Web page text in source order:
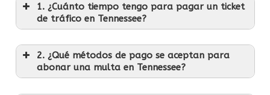
1. ¿Cuánto tiempo tengo para pagar un ticket
de tráfico en Tennessee?
2. ¿Qué métodos de pago se aceptan para
abonar una multa en Tennessee?